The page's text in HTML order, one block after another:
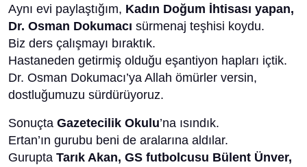
Aynı evi paylaştığım, Kadın Doğum İhtisası yapan,
Dr. Osman Dokumacı sürmenaj teşhisi koydu.
Biz ders çalışmayı bıraktık.
Hastaneden getirmiş olduğu eşantiyon hapları içtik.
Dr. Osman Dokumacı’ya Allah ömürler versin,
dostluğumuzu sürdürüyoruz.
Sonuçta Gazetecilik Okulu’na ısındık.
Ertan’ın gurubu beni de aralarına aldılar.
Gurupta Tarık Akan, GS futbolcusu Bülent Ünver,